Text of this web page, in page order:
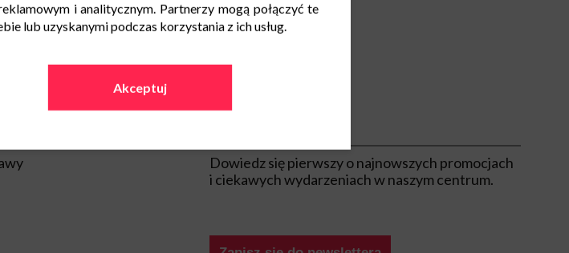
Dowiedz się pierwszy o najnowszych promocjach
i ciekawych wydarzeniach w naszym centrum.
i analitycznym. Partnerzy mogą połączyć te
lub uzyskanymi podczas korzystania z ich usług.
Akceptuj